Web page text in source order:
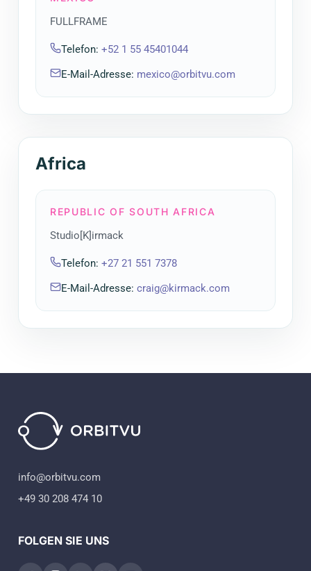
FULLFRAME
Telefon: +52 1 55 45401044
E-Mail-Adresse: mexico@orbitvu.com
Africa
REPUBLIC OF SOUTH AFRICA
Studio[K]irmack
Telefon: +27 21 551 7378
E-Mail-Adresse: craig@kirmack.com
info@orbitvu.com
+49 30 208 474 10
FOLGEN SIE UNS